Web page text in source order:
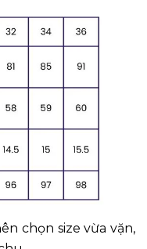
chọn size vừa vặn,